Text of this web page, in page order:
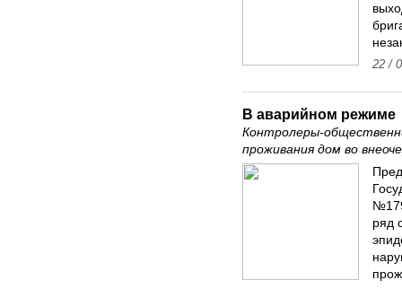
22 /
В аварийном режиме
Контролеры-
проживания дом во
ряд